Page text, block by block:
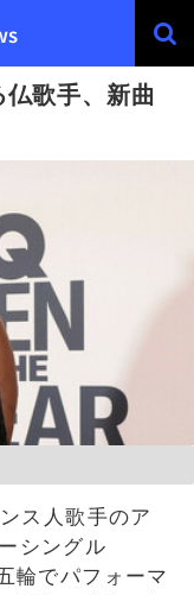
歌手、新曲
ス人歌手のア
シングル
輪でパフォーマ